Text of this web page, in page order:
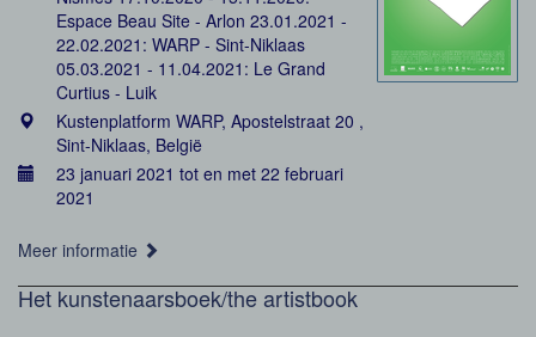
Espace Beau Site - Arlon 23.01.2021 -
22.02.2021: WARP - Sint-Niklaas
05.03.2021 - 11.04.2021: Le Grand
Curtius - Luik
Kustenplatform WARP, Apostelstraat 20 ,
Sint-Niklaas, België
23 januari 2021 tot en met 22 februari
2021
Meer informatie
Het kunstenaarsboek/the artistbook